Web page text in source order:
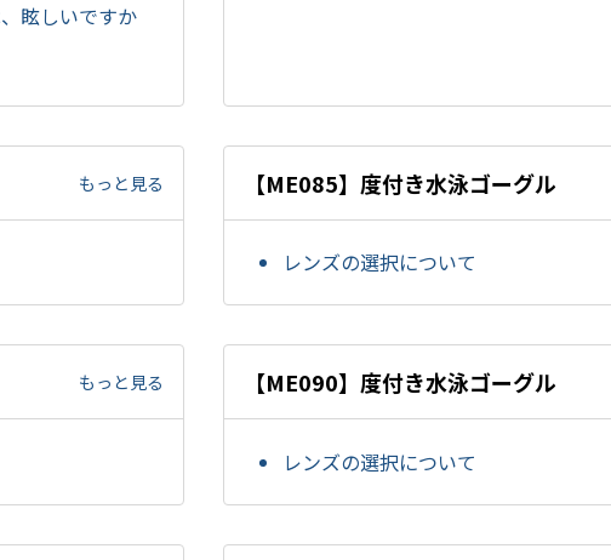
眩しいですか
もっと見る 【ME085】度付き水泳ゴーグル
レンズの選択について
もっと見る 【ME090】度付き水泳ゴーグル
レンズの選択について